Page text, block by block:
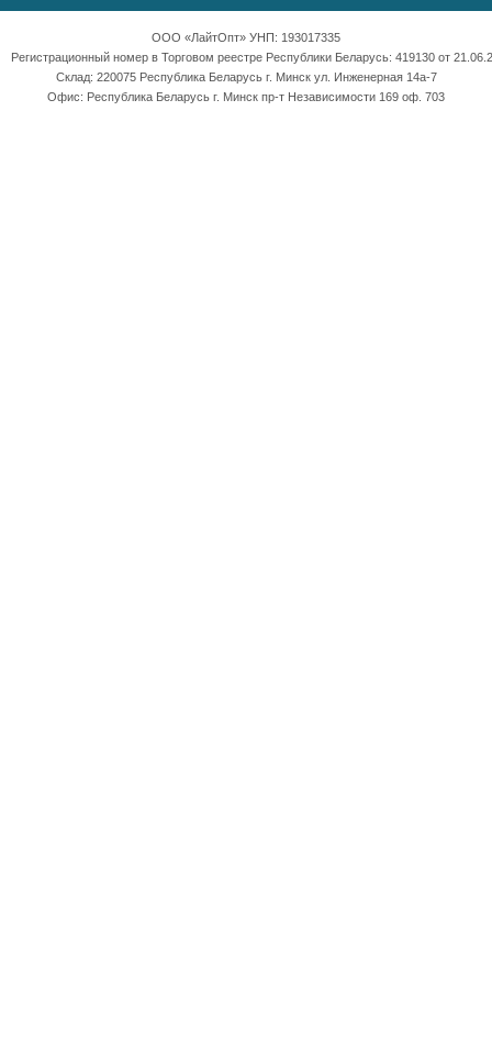
ООО «ЛайтОпт» УНП: 193017335
Регистрационный номер в Торговом реестре Республики Беларусь: 419130 от
Склад: 220075 Республика Беларусь г. Минск ул. Инженерная 14а-7
Офис: Республика Беларусь г. Минск пр-т Независимости 169 оф. 703